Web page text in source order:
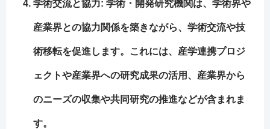
学術交流と協力: 学術・開発研究機関は、学術界や
産業界との協力関係を築きながら、学術交流や技
術移転を促進します。これには、産学連携プロジ
ェクトや産業界への研究成果の活用、産業界から
のニーズの収集や共同研究の推進などが含まれま
す。